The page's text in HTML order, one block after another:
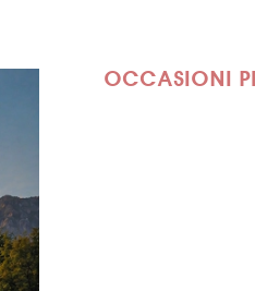
OCCASIONI